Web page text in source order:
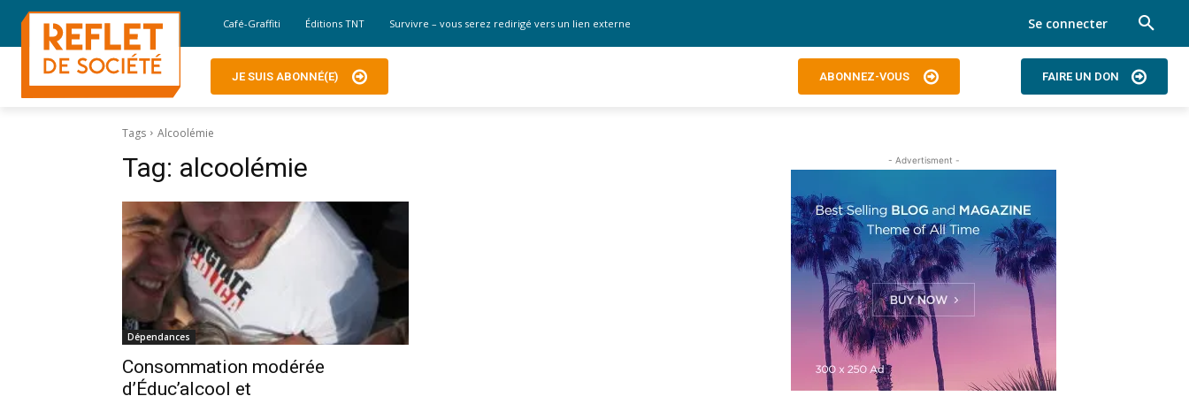
Café-Graffiti Éditions TNT Survivre – vous serez redirigé vers un lien externe Se connecter
JE SUIS ABONNÉ(E) ABONNEZ-VOUS FAIRE UN DON
Tags Alcoolémie
Tag: alcoolémie
Dépendances
Consommation modérée
d’Éduc’alcool et
- Advertisment -